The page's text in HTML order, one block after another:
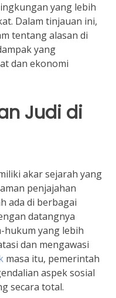
yang lebih
Dalam tinjauan ini,
tentang alasan di
yang
dan ekonomi
Judi di
akar sejarah yang
penjajahan
ada di berbagai
datangnya
hukum yang lebih
dan mengawasi
masa itu, pemerintah
aspek sosial
secara total.